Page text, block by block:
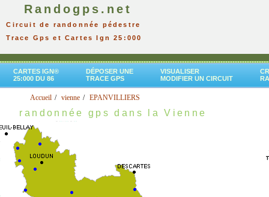
Randogps.net
Circuit de randonnée pédestre
Trace Gps et Cartes Ign 25:000
CARTES IGN®
25:000 DU 86
DÉPOSER UNE
TRACE GPS
VISUALISER
MODIFIER UN CIRCUIT
Accueil vienne EPANVILLIERS
randonnée gps dans la Vienne